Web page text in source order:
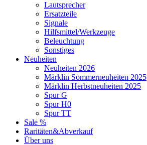
Lautsprecher
Ersatzteile
Signale
Hilfsmittel/Werkzeuge
Beleuchtung
Sonstiges
Neuheiten
Neuheiten 2026
Märklin Sommerneuheiten 2025
Märklin Herbstneuheiten 2025
Spur G
Spur H0
Spur TT
Sale %
Raritäten&Abverkauf
Über uns